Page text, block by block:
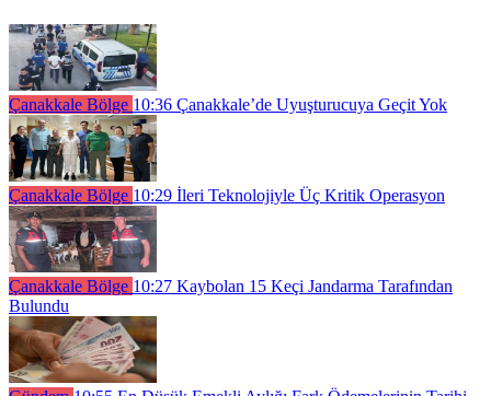
Çanakkale Bölge 10:36 Çanakkale’de Uyuşturucuya Geçit Yok
Çanakkale Bölge 10:29 İleri Teknolojiyle Üç Kritik Operasyon
Çanakkale Bölge 10:27 Kaybolan 15 Keçi Jandarma Tarafından
Bulundu